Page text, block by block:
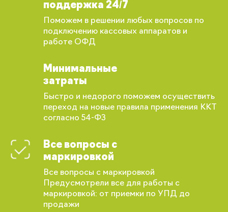
поддержка 24/7
Поможем в решении любых вопросов по
подключению кассовых аппаратов и
работе ОФД
Минимальные
затраты
Быстро и недорого поможем осуществить
переход на новые правила применения ККТ
согласно 54-ФЗ
Все вопросы с
маркировкой
Все вопросы с маркировкой
Предусмотрели все для работы с
маркировкой: от приемки по УПД до
продажи
Вы сможете отслеживать статус своих
заказов и получать индивидуальные